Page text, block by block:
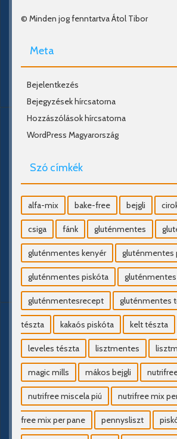
© Minden jog fenntartva Átol Tibor
Meta
Bejelentkezés
Bejegyzések hírcsatorna
Hozzászólások hírcsatorna
WordPress Magyarország
Szó címkék
alfa-mix bake-free bejgli
csiga fánk gluténmentes
gluténmentes kenyér gluténmentes
gluténmentes piskóta
gluténmentesrecept gluténmentes
tészta kakaós piskóta kelt tészta
leveles tészta lisztmentes
magic mills mákos bejgli
nutrifree miscela piú nutrifree mix
free mix per pane pennysliszt